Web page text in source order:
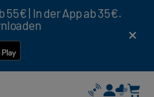
55€ | In der App ab 35€.